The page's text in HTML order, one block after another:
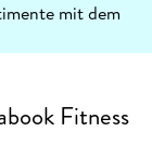
mit dem
Fitness